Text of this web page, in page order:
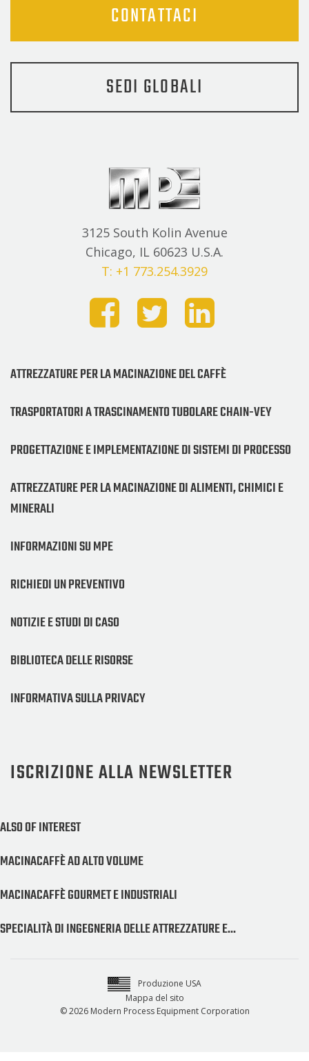
CONTATTACI
SEDI GLOBALI
3125 South Kolin Avenue
Chicago, IL 60623 U.S.A.
T: +1 773.254.3929
ATTREZZATURE PER LA MACINAZIONE DEL CAFFÈ
TRASPORTATORI A TRASCINAMENTO TUBOLARE CHAIN-VEY
PROGETTAZIONE E IMPLEMENTAZIONE DI SISTEMI DI PROCESSO
ATTREZZATURE PER LA MACINAZIONE DI ALIMENTI, CHIMICI E
MINERALI
INFORMAZIONI SU MPE
RICHIEDI UN PREVENTIVO
NOTIZIE E STUDI DI CASO
BIBLIOTECA DELLE RISORSE
INFORMATIVA SULLA PRIVACY
ISCRIZIONE ALLA NEWSLETTER
ALSO OF INTEREST
MACINACAFFÈ AD ALTO VOLUME
MACINACAFFÈ GOURMET E INDUSTRIALI
SPECIALITÀ DI INGEGNERIA DELLE ATTREZZATURE E...
Produzione USA
Mappa del sito
© 2026 Modern Process Equipment Corporation